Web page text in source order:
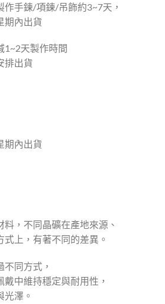
作手鍊/項鍊/吊飾約3~7天，
期內出貨
1~2天製作時間
排出貨
期內出貨
，不同晶礦在產地來源、
上，有著不同的差異。
同方式，
中維持穩定與耐用性，
光澤。